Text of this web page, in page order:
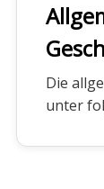
Die
unter